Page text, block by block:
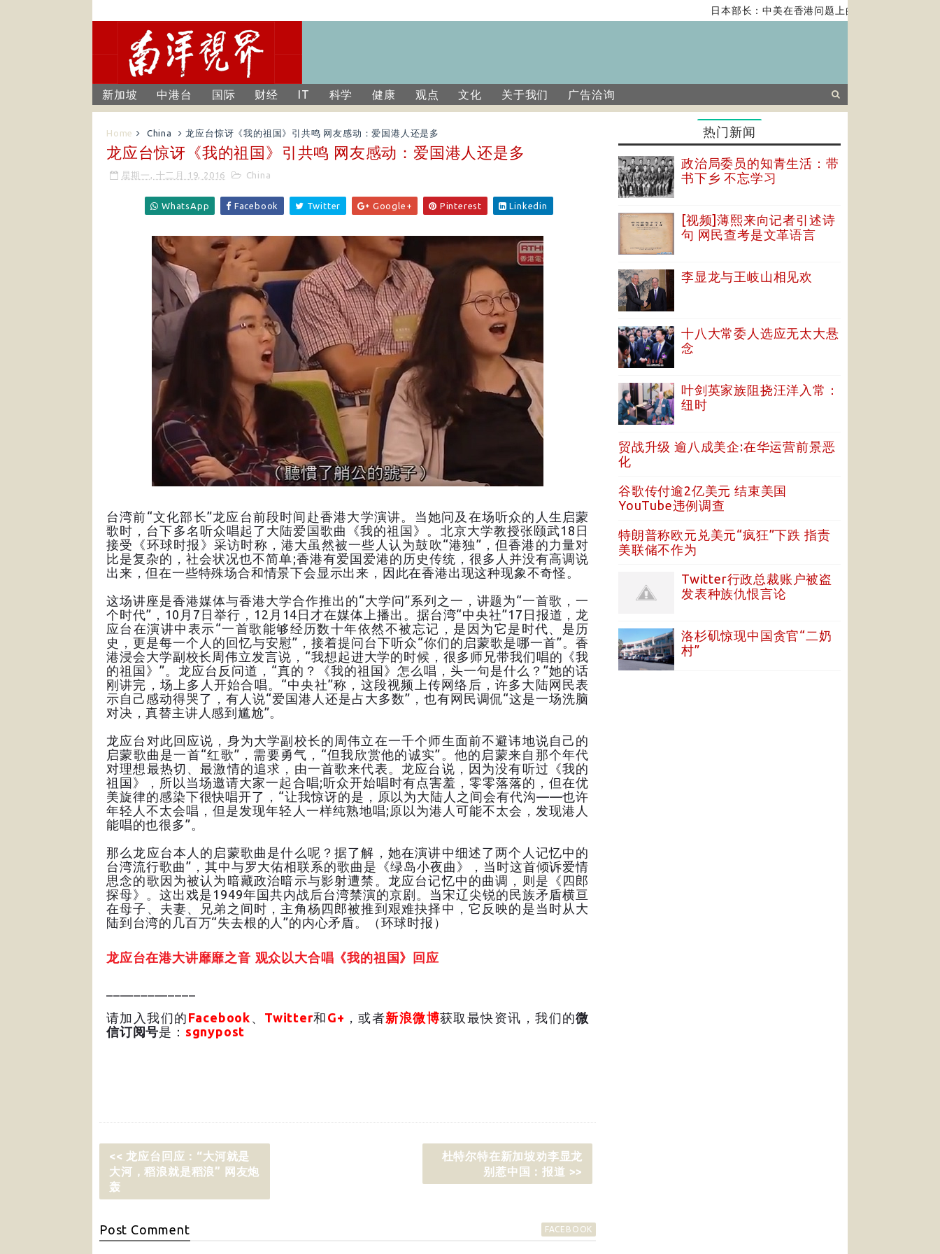
日本部长：中美在香港问题上的紧张关系对全球经济
新加坡 中港台 国际 财经 IT 科学 健康 观点 文化 关于我们 广告洽询
Home China 龙应台惊讶《我的祖国》引共鸣 网友感动：爱国港人还是多
龙应台惊讶《我的祖国》引共鸣 网友感动：爱国港人还是多
星期一, 十二月 19, 2016 China
WhatsApp Facebook Twitter Google+ Pinterest Linkedin
台湾前“文化部长”龙应台前段时间赴香港大学演讲。当她问及在场听众的人生启蒙
歌时，台下多名听众唱起了大陆爱国歌曲《我的祖国》。北京大学教授张颐武18日
接受《环球时报》采访时称，港大虽然被一些人认为鼓吹“港独”，但香港的力量对
比是复杂的，社会状况也不简单;香港有爱国爱港的历史传统，很多人并没有高调说
出来，但在一些特殊场合和情景下会显示出来，因此在香港出现这种现象不奇怪。
这场讲座是香港媒体与香港大学合作推出的“大学问”系列之一，讲题为“一首歌，一
个时代”，10月7日举行，12月14日才在媒体上播出。据台湾“中央社”17日报道，龙
应台在演讲中表示“一首歌能够经历数十年依然不被忘记，是因为它是时代、是历
史，更是每一个人的回忆与安慰”，接着提问台下听众“你们的启蒙歌是哪一首”。香
港浸会大学副校长周伟立发言说，“我想起进大学的时候，很多师兄带我们唱的《我
的祖国》”。龙应台反问道，“真的？《我的祖国》怎么唱，头一句是什么？”她的话
刚讲完，场上多人开始合唱。“中央社”称，这段视频上传网络后，许多大陆网民表
示自己感动得哭了，有人说“爱国港人还是占大多数”，也有网民调侃“这是一场洗脑
对决，真替主讲人感到尴尬”。
龙应台对此回应说，身为大学副校长的周伟立在一千个师生面前不避讳地说自己的
启蒙歌曲是一首“红歌”，需要勇气，“但我欣赏他的诚实”。他的启蒙来自那个年代
对理想最热切、最激情的追求，由一首歌来代表。龙应台说，因为没有听过《我的
祖国》，所以当场邀请大家一起合唱;听众开始唱时有点害羞，零零落落的，但在优
美旋律的感染下很快唱开了，“让我惊讶的是，原以为大陆人之间会有代沟——也许
年轻人不太会唱，但是发现年轻人一样纯熟地唱;原以为港人可能不太会，发现港人
能唱的也很多”。
那么龙应台本人的启蒙歌曲是什么呢？据了解，她在演讲中细述了两个人记忆中的
台湾流行歌曲”，其中与罗大佑相联系的歌曲是《绿岛小夜曲》，当时这首倾诉爱情
思念的歌因为被认为暗藏政治暗示与影射遭禁。龙应台记忆中的曲调，则是《四郎
探母》。这出戏是1949年国共内战后台湾禁演的京剧。当宋辽尖锐的民族矛盾横亘
在母子、夫妻、兄弟之间时，主角杨四郎被推到艰难抉择中，它反映的是当时从大
陆到台湾的几百万“失去根的人”的内心矛盾。（环球时报）
龙应台在港大讲靡靡之音 观众以大合唱《我的祖国》回应
请加入我们的 Facebook 、 Twitter和 G+ ，或者新浪微博获取最快资讯，我们的微
信订阅号是： sgnypost
<< 龙应台回应：“大河就是
大河，稻浪就是稻浪” 网友炮
轰
杜特尔特在新加坡劝李显龙
别惹中国：报道 >>
Post Comment FACEBOOK
热门新闻
政治局委员的知青生活：带
书下乡 不忘学习
[视频]薄熙来向记者引述诗
句 网民查考是文革语言
李显龙与王岐山相见欢
十八大常委人选应无太大悬
念
叶剑英家族阻挠汪洋入常：
纽时
贸战升级 逾八成美企:在华运营前景恶
化
谷歌传付逾2亿美元 结束美国
YouTube违例调查
特朗普称欧元兑美元“疯狂”下跌 指责
美联储不作为
Twitter行政总裁账户被盗
发表种族仇恨言论
洛杉矶惊现中国贪官“二奶
村”